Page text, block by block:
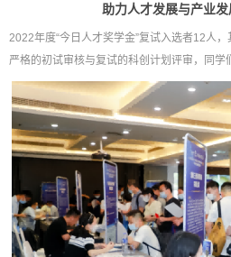
助力人才发展与产业
2022年度“今日人才奖学金”复试入选者12人
严格的初试审核与复试的科创计划评审，同学